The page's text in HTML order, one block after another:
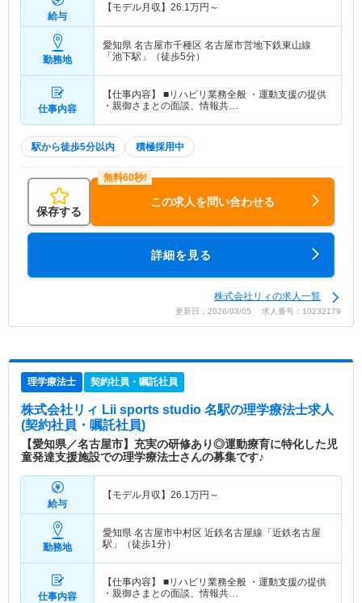
給与
【モデル月収】 26.1万円～
勤務地
愛知県 名古屋市千種区 名古屋市営地下鉄東山線
「池下駅」（徒歩5分）
仕事内容
【仕事内容】 ■リハビリ業務全般 ・運動支援の提供
・親御さまとの面談、情報共…
駅から徒歩5分以内 積極採用中
保存する
この求人を問い合わせる
詳細を見る
株式会社リィの求人一覧
更新日：2026/03/05 求人番号：10232179
理学療法士 契約社員・嘱託社員
株式会社リィ Lii sports studio 名駅の理学療法士求人
(契約社員・嘱託社員)
【愛知県／名古屋市】充実の研修あり◎運動療育に特化した児
童発達支援施設での理学療法士さんの募集です♪
給与
【モデル月収】 26.1万円～
勤務地
愛知県 名古屋市中村区 近鉄名古屋線「近鉄名古屋
駅」（徒歩1分）
仕事内容
【仕事内容】 ■リハビリ業務全般 ・運動支援の提供
・親御さまとの面談、情報共…